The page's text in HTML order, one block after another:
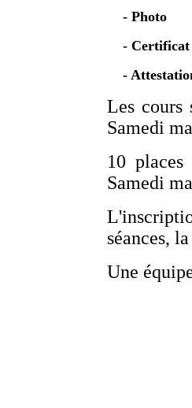
- Photo
- Certificat
-
Les cours
Samedi
10
Samedi
séances,
Une